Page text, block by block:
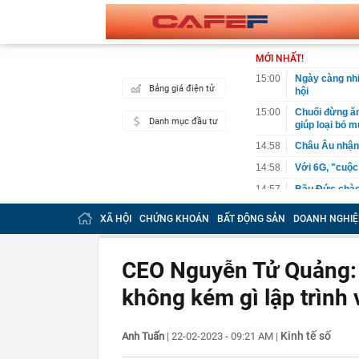
Bảng giá điện tử
Danh mục đầu tư
MỚI NHẤT!
15:00
Ngày càng
hội
15:00
Chuối đừng
giúp loại bỏ
14:58
Châu Âu
14:58
Với 6G,
14:57
Bầu Đức
định giá hơn
14:56
Bán sedan
rộng, chở gia
liên kết Nhà
14:54
CEO một
14:47
14:46
Các siêu dự
XÃ HỘI CHỨNG KHOÁN BẤT ĐỘNG SẢN DOANH
CEO Nguyễn Tử
không kém gì lập trình
Anh Tuấn | 22-02-2023 - 09:21 AM | Kinh tế số